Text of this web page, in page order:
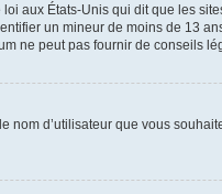
aux États-Unis qui dit que les
un mineur de moins de 13
ne peut pas fournir de conseils
nom d’utilisateur que vous